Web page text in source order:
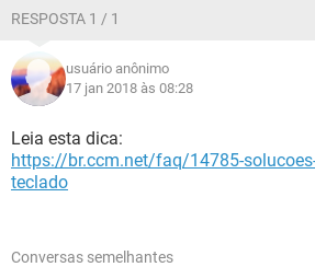
RESPOSTA 1 / 1
usuário anônimo
17 jan 2018 às 08:28
Leia esta dica:
https://br.ccm.net/faq/14785-
teclado
Conversas semelhantes